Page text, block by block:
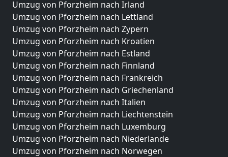
Umzug von Pforzheim nach Irland
Umzug von Pforzheim nach Lettland
Umzug von Pforzheim nach Zypern
Umzug von Pforzheim nach Kroatien
Umzug von Pforzheim nach Estland
Umzug von Pforzheim nach Finnland
Umzug von Pforzheim nach Frankreich
Umzug von Pforzheim nach Griechenland
Umzug von Pforzheim nach Italien
Umzug von Pforzheim nach Liechtenstein
Umzug von Pforzheim nach Luxemburg
Umzug von Pforzheim nach Niederlande
Umzug von Pforzheim nach Norwegen